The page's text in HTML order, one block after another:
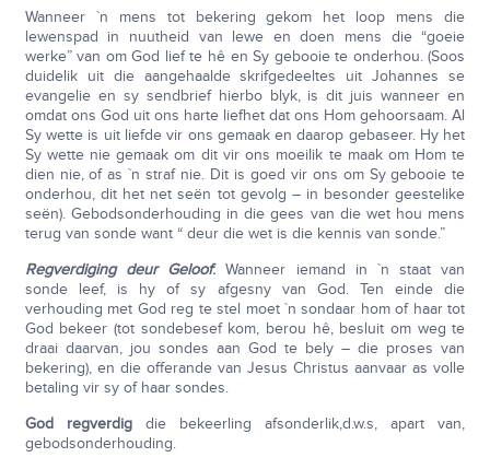
Wanneer `n mens tot bekering gekom het loop mens die
lewenspad in nuutheid van lewe en doen mens die “goeie
werke” van om God lief te hê en Sy gebooie te onderhou. (Soos
duidelik uit die aangehaalde skrifgedeeltes uit Johannes se
evangelie en sy sendbrief hierbo blyk, is dit juis wanneer en
omdat ons God uit ons harte liefhet dat ons Hom gehoorsaam. Al
Sy wette is uit liefde vir ons gemaak en daarop gebaseer. Hy het
Sy wette nie gemaak om dit vir ons moeilik te maak om Hom te
dien nie, of as `n straf nie. Dit is goed vir ons om Sy gebooie te
onderhou, dit het net seën tot gevolg – in besonder geestelike
seën). Gebodsonderhouding in die gees van die wet hou mens
terug van sonde want “ deur die wet is die kennis van sonde.”
Regverdiging deur Geloof:Wanneer iemand in `n staat van
sonde leef, is hy of sy afgesny van God. Ten einde die
verhouding met God reg te stel moet `n sondaar hom of haar tot
God bekeer (tot sondebesef kom, berou hê, besluit om weg te
draai daarvan, jou sondes aan God te bely – die proses van
bekering), en die offerande van Jesus Christus aanvaar as volle
betaling vir sy of haar sondes.
God regverdigdie bekeerling afsonderlik,d.w.s, apart van,
gebodsonderhouding.